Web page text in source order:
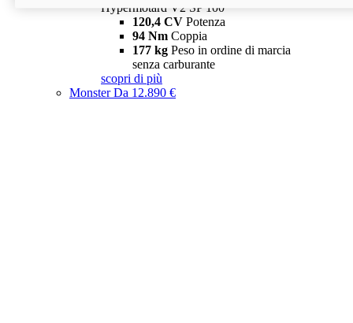
Hypermotard V2 SP 100
120,4 CV Potenza
94 Nm Coppia
177 kg Peso in ordine di marcia
senza carburante
scopri di più
MonsterDa 12.890 €